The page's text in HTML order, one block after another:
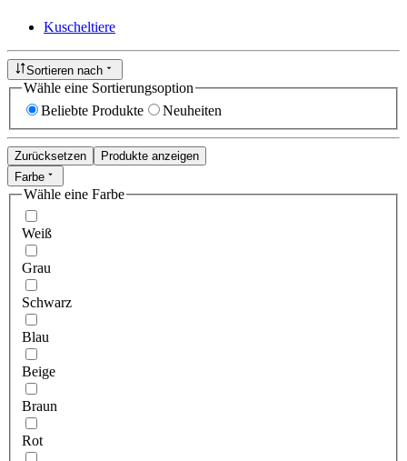
Kuscheltiere
Sortieren nach
Wähle eine Sortierungsoption
Beliebte Produkte
Neuheiten
Zurücksetzen
Produkte anzeigen
Farbe
Wähle eine Farbe
Weiß
Grau
Schwarz
Blau
Beige
Braun
Rot